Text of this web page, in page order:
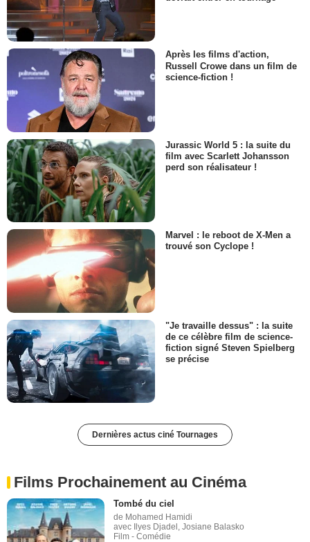
Après les films d'action,
Russell Crowe dans un film de
science-fiction !
Jurassic World 5 : la suite du
film avec Scarlett Johansson
perd son réalisateur !
Marvel : le reboot de X-Men a
trouvé son Cyclope !
"Je travaille dessus" : la suite
de ce célèbre film de science-
fiction signé Steven Spielberg
se précise
Dernières actus ciné Tournages
Films Prochainement au Cinéma
Tombé du ciel
de Mohamed Hamidi
avec Ilyes Djadel, Josiane Balasko
Film - Comédie